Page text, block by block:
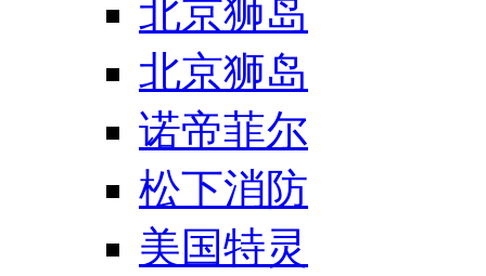
北京狮岛
北京狮岛
诺帝菲尔
松下消防
美国特灵